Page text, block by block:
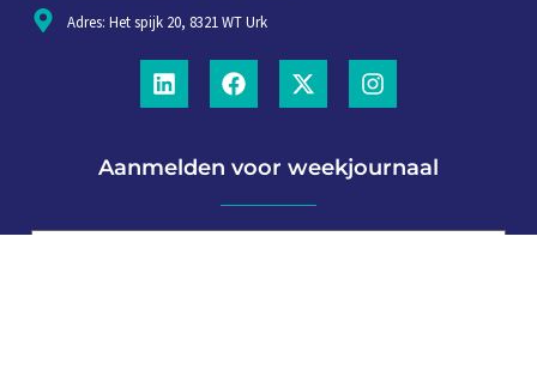
Adres: Het spijk 20, 8321 WT Urk
Aanmelden voor weekjournaal